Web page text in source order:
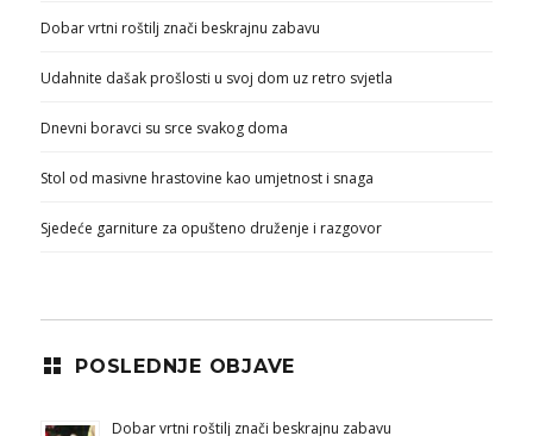
Dobar vrtni roštilj znači beskrajnu zabavu
Udahnite dašak prošlosti u svoj dom uz retro svjetla
Dnevni boravci su srce svakog doma
Stol od masivne hrastovine kao umjetnost i snaga
Sjedeće garniture za opušteno druženje i razgovor
POSLEDNJE OBJAVE
Dobar vrtni roštilj znači beskrajnu zabavu